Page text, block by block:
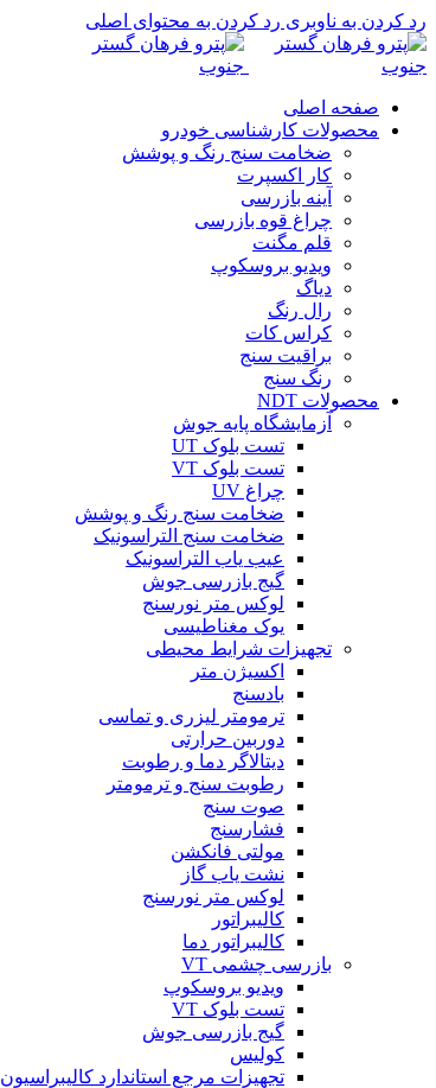
رد کردن به ناوبری رد کردن به محتوای اصلی
صفحه اصلی
محصولات کارشناسی خودرو
ضخامت سنج رنگ و پوشش
کار اکسپرت
آینه بازرسی
چراغ قوه بازرسی
قلم مگنت
ویدیو بروسکوپ
دیاگ
رال رنگ
کراس کات
براقیت سنج
رنگ سنج
محصولات NDT
آزمایشگاه پایه جوش
تست بلوک UT
تست بلوک VT
چراغ UV
ضخامت سنج رنگ و پوشش
ضخامت سنج التراسونیک
عیب یاب التراسونیک
گیج بازرسی جوش
لوکس متر نورسنج
یوک مغناطیسی
تجهیزات شرایط محیطی
اکسیژن متر
بادسنج
ترمومتر لیزری و تماسی
دوربین حرارتی
دیتالاگر دما و رطوبت
رطوبت سنج و ترمومتر
صوت سنج
فشارسنج
مولتی فانکشن
نشت یاب گاز
لوکس متر نورسنج
کالیبراتور
کالیبراتور دما
بازرسی چشمی VT
ویدیو بروسکوپ
تست بلوک VT
گیج بازرسی جوش
کولیس
تجهیزات مرجع استاندارد کالیبراسیون